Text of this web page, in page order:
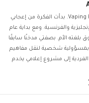
المسؤول عن إطلاق النسخة العربية من موقع Vaping Post. بدأت الفكرة من إعجابي
والفرنسية. ومع بداية عام
بلغته الأم. بصفتي مدخنًا سابقًا
بمسؤولية شخصية لنقل مفاهيم
الفردية إلى مشروع إعلامي يخدم